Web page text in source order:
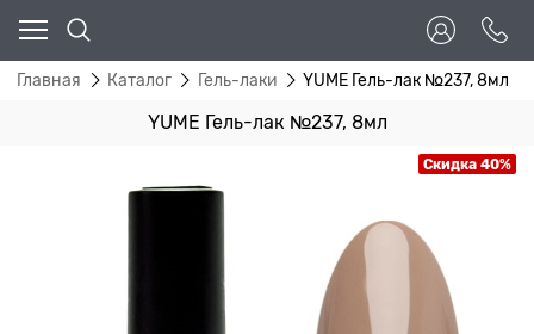
Главная Каталог Гель-лаки YUME Гель-лак №237, 8мл
YUME Гель-лак №237, 8мл
Скидка 40%